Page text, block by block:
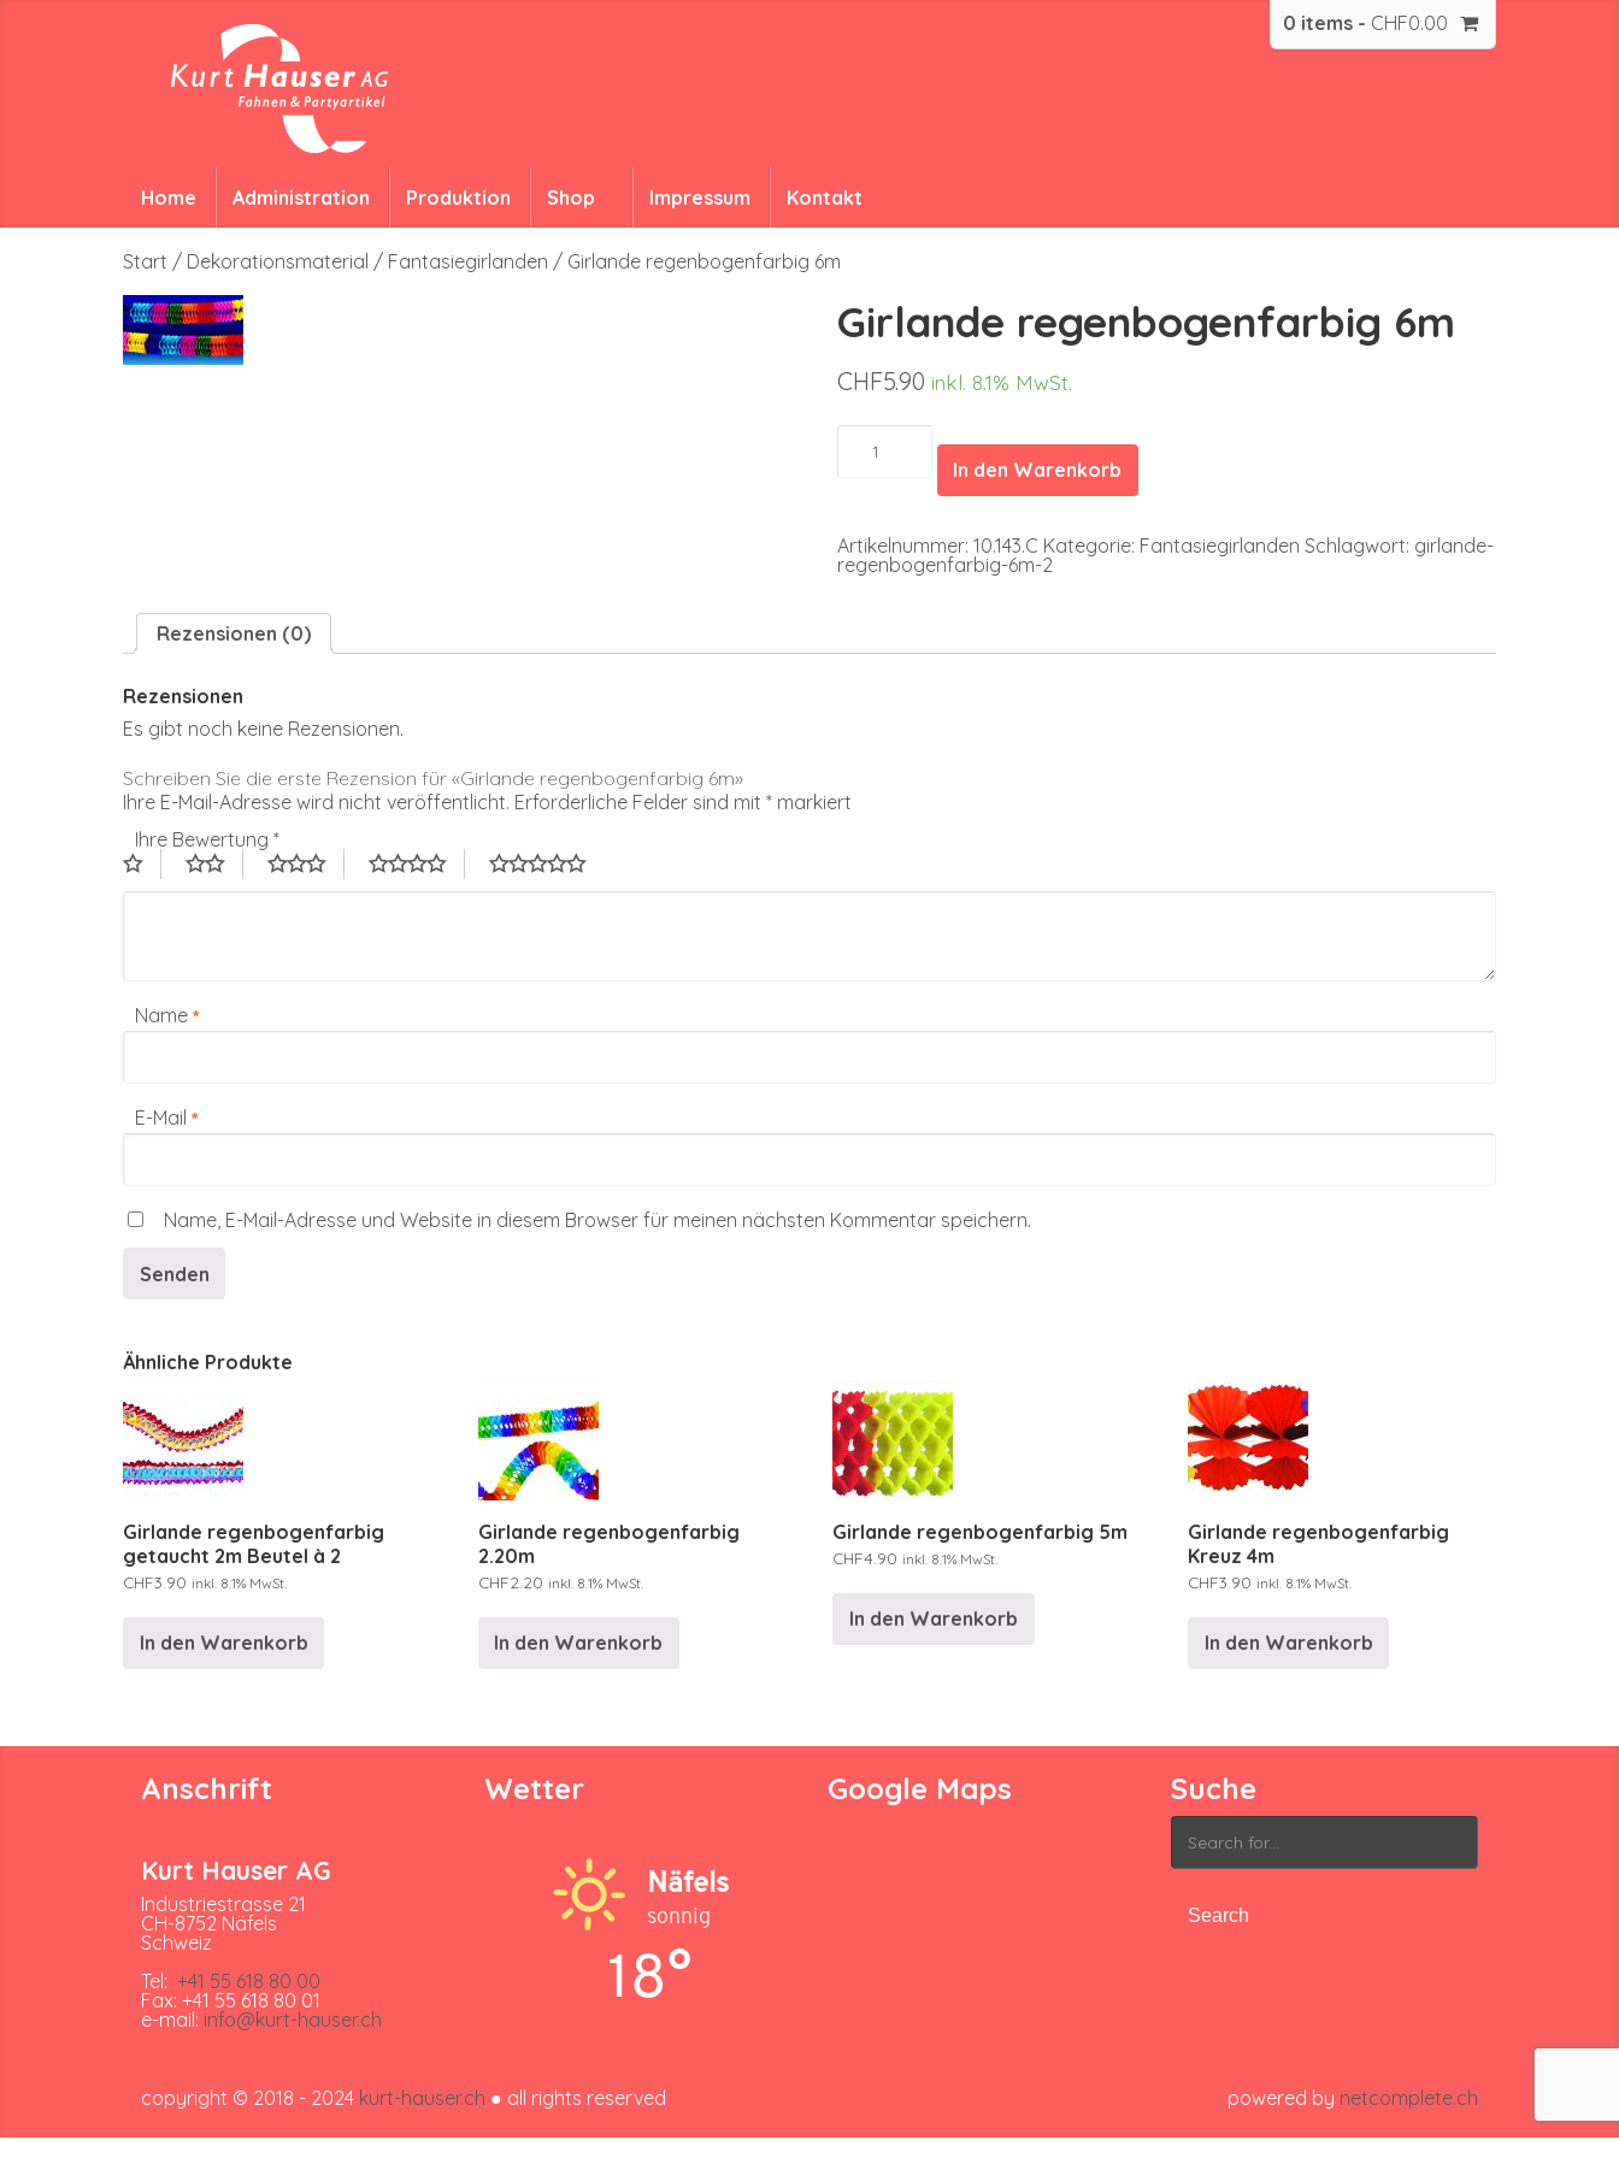
0 items - CHF0.00
Home Administration Produktion Shop Impressum Kontakt
Start / Dekorationsmaterial / Fantasiegirlanden / Girlande regenbogenfarbig 6m
Girlande regenbogenfarbig 6m
CHF5.90 inkl. 8.1% MwSt.
Girlande
regenbogenfarbig
6m
In den Warenkorb
Artikelnummer: 10.143.C Kategorie: Fantasiegirlanden Schlagwort: girlande-
regenbogenfarbig-6m-2
Rezensionen (0)
Rezensionen
Es gibt noch keine Rezensionen.
Schreiben Sie die erste Rezension für «Girlande regenbogenfarbig 6m»
Ihre E-Mail-Adresse wird nicht veröffentlicht. Erforderliche Felder sind mit * markiert
Ihre Bewertung *
Name *
E-Mail *
Name, E-Mail-Adresse und Website in diesem Browser für meinen nächsten Kommentar speichern.
Ähnliche Produkte
Girlande regenbogenfarbig
getaucht 2m Beutel à 2
CHF3.90 inkl. 8.1% MwSt.
In den Warenkorb
Girlande regenbogenfarbig
2.20m
CHF2.20 inkl. 8.1% MwSt.
In den Warenkorb
Girlande regenbogenfarbig 5m
CHF4.90 inkl. 8.1% MwSt.
In den Warenkorb
Girlande regenbogenfarbig
Kreuz 4m
CHF3.90 inkl. 8.1% MwSt.
In den Warenkorb
Anschrift
Kurt Hauser AG
Industriestrasse 21
CH-8752 Näfels
Schweiz
Tel: +41 55 618 80 00
Fax: +41 55 618 80 01
e-mail: info@kurt-hauser.ch
Wetter
Näfels
sonnig
18°
Google Maps Suche
Search
for:
copyright © 2018 - 2024 kurt-hauser.ch ● all rights reserved powered by netcomplete.ch